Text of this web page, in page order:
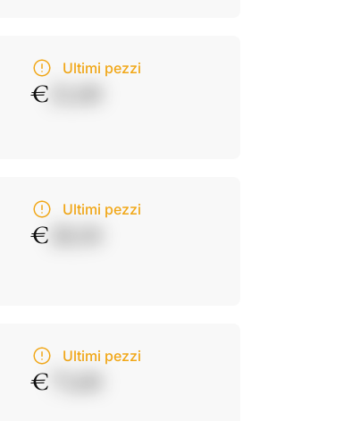
Ultimi pezzi
€
Ultimi pezzi
€
Ultimi pezzi
€